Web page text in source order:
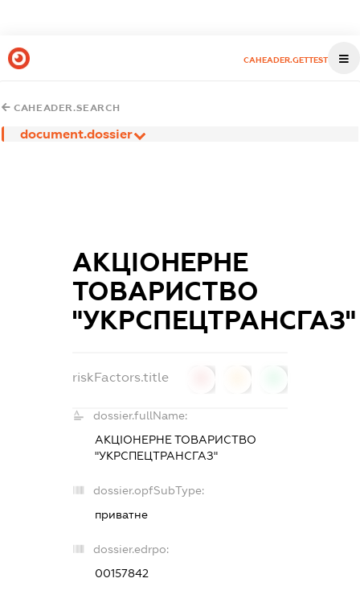
CAHEADER.GETTEST
CAHEADER.SEARCH
document.dossier
АКЦІОНЕРНЕ
ТОВАРИСТВО
"УКРСПЕЦТРАНСГАЗ"
riskFactors.title
dossier.fullName:
АКЦІОНЕРНЕ ТОВАРИСТВО
"УКРСПЕЦТРАНСГАЗ"
dossier.opfSubType:
приватне
dossier.edrpo:
00157842